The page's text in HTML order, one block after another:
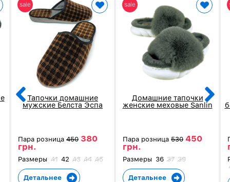
Тапочки домашние
мужские Белста Эспа
коричневые в клетку 4002
Пара розница 450 380
грн.
Размеры 41 42 43 44 45
Детальнее
sale
Домашние тапочки
женские меховые Sanlin
Пара розница 530 450
грн.
Размеры 36 37 39
Детальнее
sale